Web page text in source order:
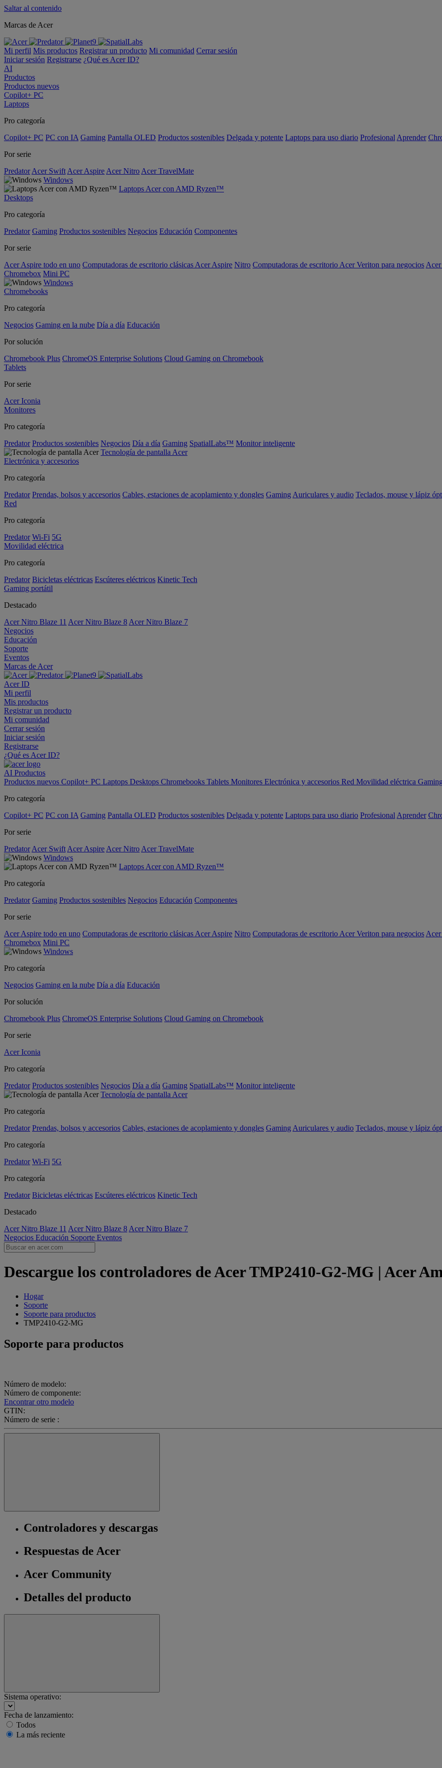
Saltar al contenido
Marcas de Acer
Mi perfil Mis productos Registrar un producto Mi comunidad Cerrar sesión
Iniciar sesión Registrarse ¿Qué es Acer ID?
AI
Productos
Productos nuevos
Copilot+ PC
Laptops
Pro categoría
Copilot+ PC PC con IA Gaming Pantalla OLED Productos sostenibles Delgada y potente Laptops para uso diario Profesional Aprender
Por serie
Predator Acer Swift Acer Aspire Acer Nitro Acer TravelMate
Windows
Laptops Acer con AMD Ryzen™
Desktops
Pro categoría
Predator Gaming Productos sostenibles Negocios Educación Componentes
Por serie
Acer Aspire todo en uno Computadoras de escritorio clásicas Acer Aspire Nitro Computadoras de escritorio Acer Veriton para negocios
Chromebox Mini PC
Windows
Chromebooks
Pro categoría
Negocios Gaming en la nube Día a día Educación
Por solución
Chromebook Plus ChromeOS Enterprise Solutions Cloud Gaming on Chromebook
Tablets
Por serie
Acer Iconia
Monitores
Pro categoría
Predator Productos sostenibles Negocios Día a día Gaming SpatialLabs™ Monitor inteligente
Tecnología de pantalla Acer
Electrónica y accesorios
Pro categoría
Predator Prendas, bolsos y accesorios Cables, estaciones de acoplamiento y dongles Gaming Auriculares y audio Teclados, mouse y lápiz
Red
Pro categoría
Predator Wi-Fi 5G
Movilidad eléctrica
Pro categoría
Predator Bicicletas eléctricas Escúteres eléctricos Kinetic Tech
Gaming portátil
Destacado
Acer Nitro Blaze 11 Acer Nitro Blaze 8 Acer Nitro Blaze 7
Negocios
Educación
Soporte
Eventos
Marcas de Acer
Acer ID
Mi perfil
Mis productos
Registrar un producto
Mi comunidad
Cerrar sesión
Iniciar sesión
Registrarse
¿Qué es Acer ID?
AI Productos
Productos nuevos Copilot+ PC Laptops Desktops Chromebooks Tablets Monitores Electrónica y accesorios Red Movilidad eléctrica
Pro categoría
Copilot+ PC PC con IA Gaming Pantalla OLED Productos sostenibles Delgada y potente Laptops para uso diario Profesional Aprender
Por serie
Predator Acer Swift Acer Aspire Acer Nitro Acer TravelMate
Windows
Laptops Acer con AMD Ryzen™
Pro categoría
Predator Gaming Productos sostenibles Negocios Educación Componentes
Por serie
Acer Aspire todo en uno Computadoras de escritorio clásicas Acer Aspire Nitro Computadoras de escritorio Acer Veriton para negocios
Chromebox Mini PC
Windows
Pro categoría
Negocios Gaming en la nube Día a día Educación
Por solución
Chromebook Plus ChromeOS Enterprise Solutions Cloud Gaming on Chromebook
Por serie
Acer Iconia
Pro categoría
Predator Productos sostenibles Negocios Día a día Gaming SpatialLabs™ Monitor inteligente
Tecnología de pantalla Acer
Pro categoría
Predator Prendas, bolsos y accesorios Cables, estaciones de acoplamiento y dongles Gaming Auriculares y audio Teclados, mouse y lápiz
Pro categoría
Predator Wi-Fi 5G
Pro categoría
Predator Bicicletas eléctricas Escúteres eléctricos Kinetic Tech
Destacado
Acer Nitro Blaze 11 Acer Nitro Blaze 8 Acer Nitro Blaze 7
Negocios Educación Soporte Eventos
Descargue los controladores de Acer TMP2410-G2-MG | Acer
Hogar
Soporte
Soporte para productos
TMP2410-G2-MG
Soporte para productos
Número de modelo:
Número de componente:
Encontrar otro modelo
GTIN:
Número de serie :
Controladores y descargas
Respuestas de Acer
Acer Community
Detalles del producto
Sistema operativo:
Fecha de lanzamiento:
Todos
La más reciente